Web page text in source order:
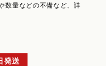
数量などの不備など、詳
発送